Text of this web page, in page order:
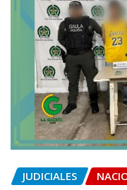
JUDICIALES